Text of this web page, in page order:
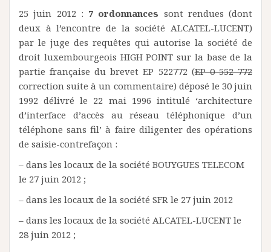
25 juin 2012 : 7 ordonnances sont rendues (dont
deux à l’encontre de la société ALCATEL-LUCENT)
par le juge des requêtes qui autorise la société de
droit luxembourgeois HIGH POINT sur la base de la
partie française du brevet EP 522772 (EP 0 552 772
correction suite à un commentaire) déposé le 30 juin
1992 délivré le 22 mai 1996 intitulé ‘architecture
d’interface d’accès au réseau téléphonique d’un
téléphone sans fil’ à faire diligenter des opérations
de saisie-contrefaçon :
– dans les locaux de la société BOUYGUES TELECOM
le 27 juin 2012 ;
– dans les locaux de la société SFR le 27 juin 2012
– dans les locaux de la société ALCATEL-LUCENT le
28 juin 2012 ;